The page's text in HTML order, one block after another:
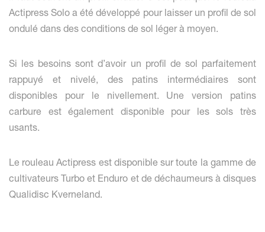
Actipress Solo a été développé pour laisser un profil de sol
ondulé dans des conditions de sol léger à moyen.
Si les besoins sont d’avoir un profil de sol parfaitement
rappuyé et nivelé, des patins intermédiaires sont
disponibles pour le nivellement. Une version patins
carbure est également disponible pour les sols très
usants.
Le rouleau Actipress est disponible sur toute la gamme de
cultivateurs Turbo et Enduro et de déchaumeurs à disques
Qualidisc Kverneland.